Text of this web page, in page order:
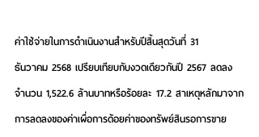
ค่าใช้จ่ายในการดำเนินงานสำหรับปีสิ้นสุดวันที่ 31
ธันวาคม 2568 เปรียบเทียบกับงวดเดียวกันปี 2567 ลดลง
จำนวน 1,522.6 ล้านบาทหรือร้อยละ 17.2 สาเหตุหลักมาจาก
การลดลงของค่าเผื่อการด้อยค่าของทรัพย์สินรอการขาย